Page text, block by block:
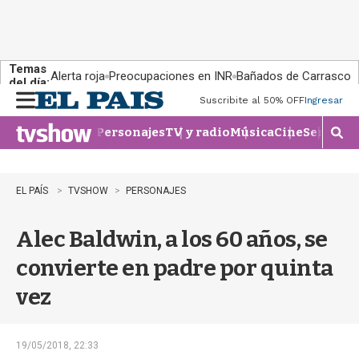
Temas
del día:Alerta roja Preocupaciones en INR Bañados de Carrasco
n
u
Suscribite al 50% OFFIngresar
PersonajesTV y radioMúsicaCineSeries
M
o
EL PAÍS TVSHOW PERSONAJES
Alec Baldwin, a los 60 años, se
convierte en padre por quinta
vez
19/05/2018, 22:33